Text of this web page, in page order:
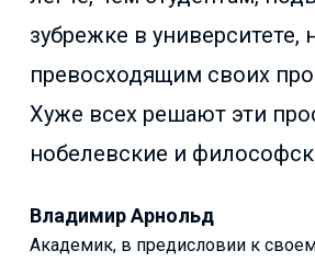
зубрежке в университете,
превосходящим своих
Хуже всех решают эти
нобелевские и
Владимир Арнольд
Академик, в предисловии к